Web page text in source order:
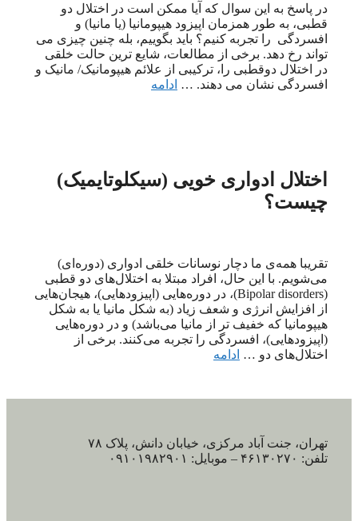
در پاسخ به این سوال که آیا ممکن است در اختلال دو
قطبی، به طور همزمان اپیزود هیپومانیا (یا مانیا) و
افسردگی را تجربه کنیم؟ باید بگوییم، بله چنین چیزی می
تواند رخ دهد. برخی از مطالعات، شایع ترین حالت خلقی
در اختلال دوقطبی را، ترکیبی از علائم هیپومانیک/ مانیک و
افسردگی نشان می دهند. … ادامه
اختلال ادواری خویی (سیکلوتایمیک)
چیست؟
تقریبا همه‌ی ما دچار نوسانات خلقی ادواری (دوره‌ای)
می‌شویم. با این حال، افراد مبتلا به اختلال‌های دو قطبی
(Bipolar disorders)، در دوره‌هایی (اپیزودهایی)، هیجان‌هایی
از افزایش انرژی و شعف زیاد (به شکل مانیا یا به شکل
هیپومانیا که خفیف تر از مانیا می‌باشد) و در دوره‌هایی
(اپیزودهایی)، افسردگی را تجربه می‌کنند. برخی از
اختلال‌های دو … ادامه
تهران، جنت آباد مرکزی، خیابان دانش، پلاک ۷۸
تلفن: ۴۶۱۳۰۲۷۰ – موبایل: ۰۹۱۰۱۹۸۲۹۰۱